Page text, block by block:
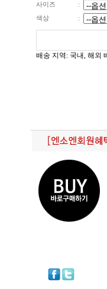
사이즈
:
색상
:
배송 지역 : 국내, 해외